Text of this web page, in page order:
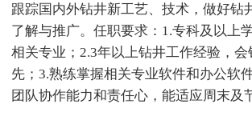
跟踪国内外钻井新工艺、技术，做好钻
了解与推广。任职要求：1.专科及以上
相关专业；2.3年以上钻井工作经验，
先；3.熟练掌握相关专业软件和办公软
团队协作能力和责任心，能适应周末及